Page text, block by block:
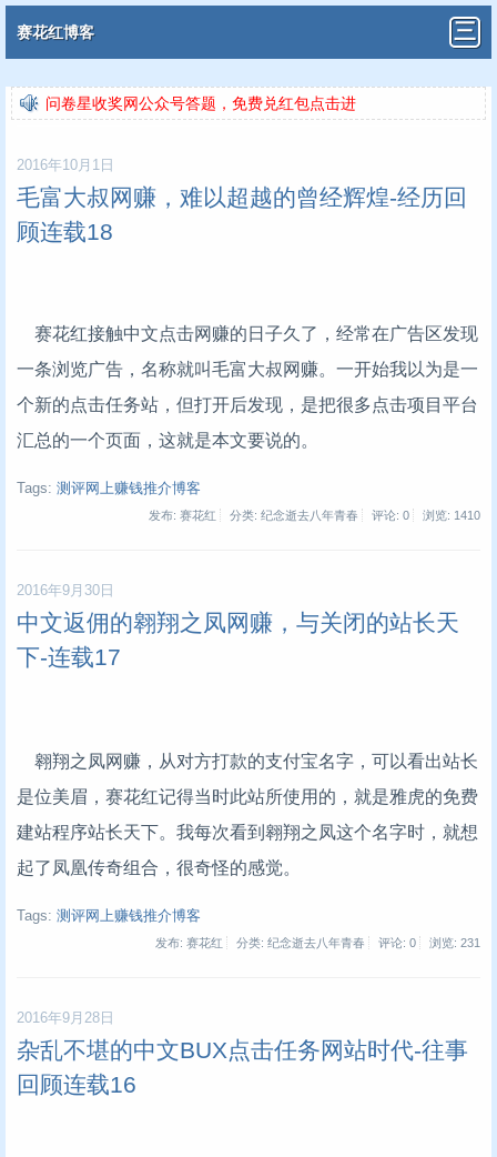
赛花红博客
问卷星收奖网公众号答题，免费兑红包点击进
2016年10月1日
毛富大叔网赚，难以超越的曾经辉煌-经历回
顾连载18
赛花红接触中文点击网赚的日子久了，经常在广告区发现
一条浏览广告，名称就叫毛富大叔网赚。一开始我以为是一
个新的点击任务站，但打开后发现，是把很多点击项目平台
汇总的一个页面，这就是本文要说的。
Tags: 测评网上赚钱推介博客
发布: 赛花红 分类: 纪念逝去八年青春 评论: 0 浏览: 1410
2016年9月30日
中文返佣的翱翔之凤网赚，与关闭的站长天
下-连载17
翱翔之凤网赚，从对方打款的支付宝名字，可以看出站长
是位美眉，赛花红记得当时此站所使用的，就是雅虎的免费
建站程序站长天下。我每次看到翱翔之凤这个名字时，就想
起了凤凰传奇组合，很奇怪的感觉。
Tags: 测评网上赚钱推介博客
发布: 赛花红 分类: 纪念逝去八年青春 评论: 0 浏览: 231
2016年9月28日
杂乱不堪的中文BUX点击任务网站时代-往事
回顾连载16